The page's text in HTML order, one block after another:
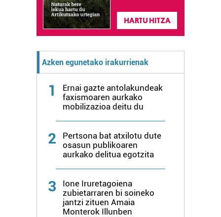
Webgune honek cookie propioak eta hirugarrenen cookie-
fitxategiak erabiltzen ditu. Zure esperientzia eta
erabiltzeko baimen esplizitua ematen diguzu.
HARTU HITZA
Azken egunetako irakurrienak
1
Ernai gazte antolakundeak
faxismoaren aurkako
mobilizazioa deitu du
2
Pertsona bat atxilotu dute
osasun publikoaren
aurkako delitua egotzita
3
Ione Iruretagoiena
zubietarraren bi soineko
jantzi zituen Amaia
Monterok Illunben